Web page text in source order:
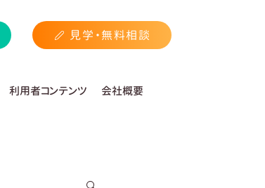
見学・無料相談
利用者コンテンツ 会社概要